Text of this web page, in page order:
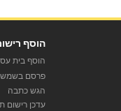
הוסף
הוסף בית
פרסם
הגש כתבה
עדכן רישום